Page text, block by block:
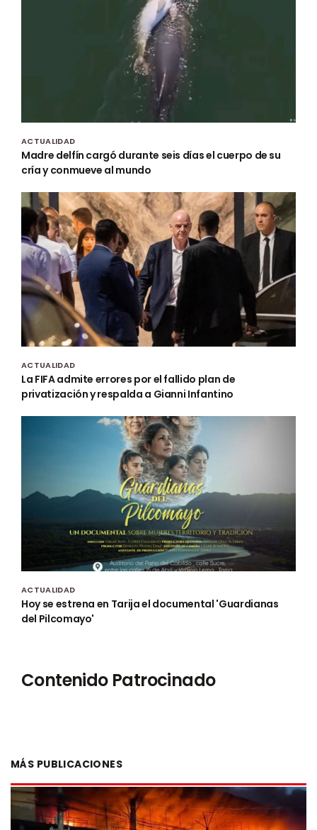
ACTUALIDAD
Madre delfín cargó durante seis días el cuerpo de su
cría y conmueve al mundo
ACTUALIDAD
La FIFA admite errores por el fallido plan de
privatización y respalda a Gianni Infantino
ACTUALIDAD
Hoy se estrena en Tarija el documental 'Guardianas
del Pilcomayo'
Contenido Patrocinado
MÁS PUBLICACIONES